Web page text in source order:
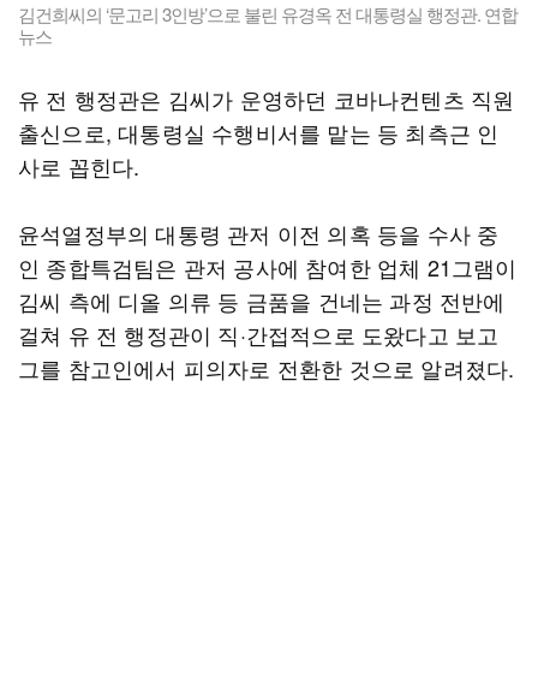
김건희씨의 ‘문고리 3인방’으로 불린 유경옥 전 대통령실 행정관. 연합
뉴스
유 전 행정관은 김씨가 운영하던 코바나컨텐츠 직원
출신으로, 대통령실 수행비서를 맡는 등 최측근 인
사로 꼽힌다.
윤석열정부의 대통령 관저 이전 의혹 등을 수사 중
인 종합특검팀은 관저 공사에 참여한 업체 21그램이
김씨 측에 디올 의류 등 금품을 건네는 과정 전반에
걸쳐 유 전 행정관이 직·간접적으로 도왔다고 보고
그를 참고인에서 피의자로 전환한 것으로 알려졌다.